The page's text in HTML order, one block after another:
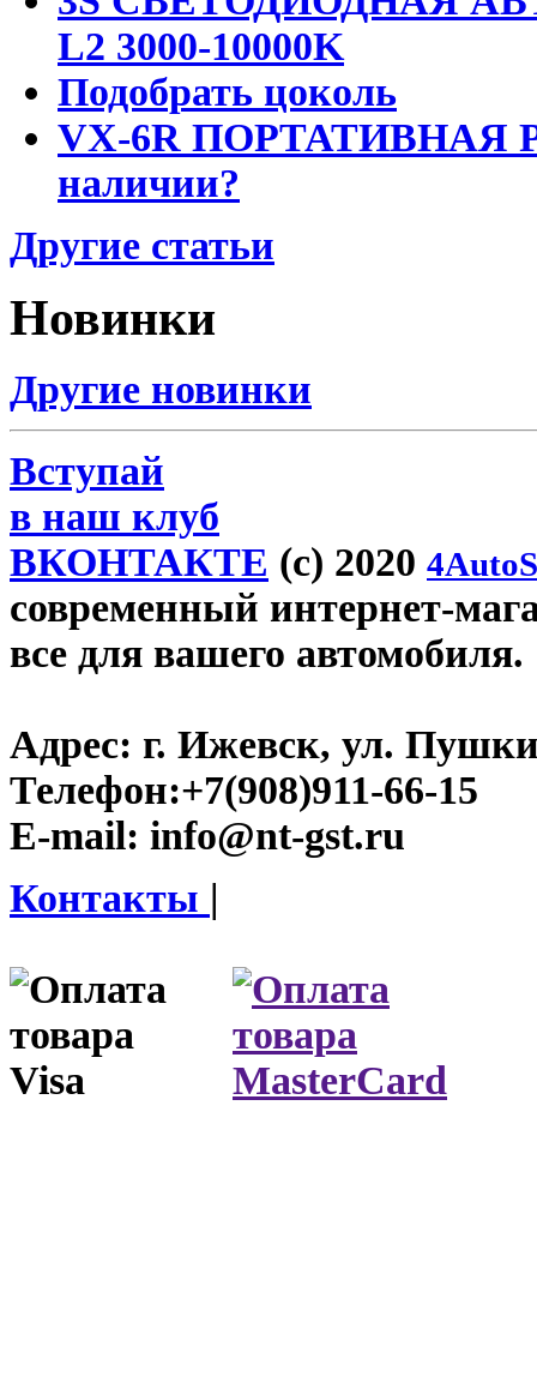
L2 3000-10000K
Подобрать цоколь
VX-6R ПОРТАТИВНАЯ
наличии?
Другие статьи
Новинки
Другие новинки
Вступай
в наш клуб
ВКОНТАКТЕ (c) 2020
современный интернет-
все для вашего автомобиля.
Адрес: г. Ижевск, ул.
Телефон:+7(908)911-66-15
E-mail: info@nt-gst.ru
Контакты |